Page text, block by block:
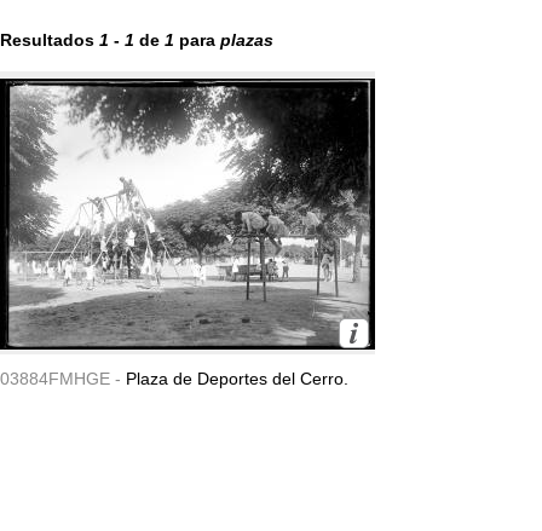
Resultados 1 - 1 de 1 para plazas
03884FMHGE - Plaza de Deportes del Cerro.